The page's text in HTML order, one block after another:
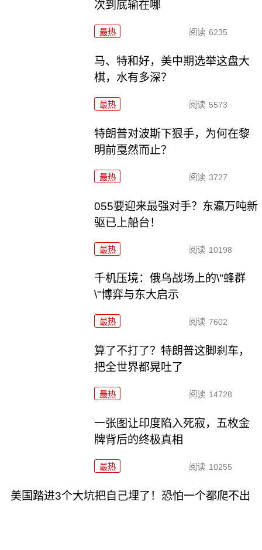
次到底输在哪
最热 阅读 6235
马、特和好，美中期选举这盘大
棋，水有多深？
最热 阅读 5573
特朗普对波斯下狠手，为何在黎
明前戛然而止？
最热 阅读 3727
055要迎来最强对手？东瀛万吨新
驱已上船台！
最热 阅读 10198
千机压境：俄乌战场上的\"蜂群
\"博弈与东大启示
最热 阅读 7602
算了不打了？特朗普这脚刹车，
把全世界都晃吐了
最热 阅读 14728
一张图让印度陷入死寂，五枚金
牌背后的终极真相
最热 阅读 10255
美国踏进3个大坑把自己埋了！恐怕一个都爬不出